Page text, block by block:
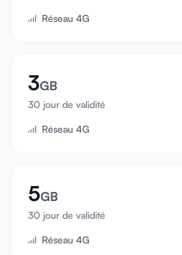
Se connecter
Réseau 4G
3GB
30 jour de validité
Réseau 4G
5GB
30 jour de validité
Réseau 4G